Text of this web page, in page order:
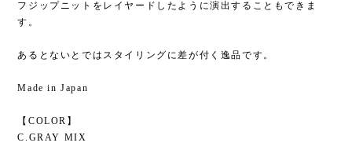
フジップニットをレイヤードしたように演出することもできま
す。
あるとないとではスタイリングに差が付く逸品です。
Made in Japan
【COLOR】
C.GRAY MIX